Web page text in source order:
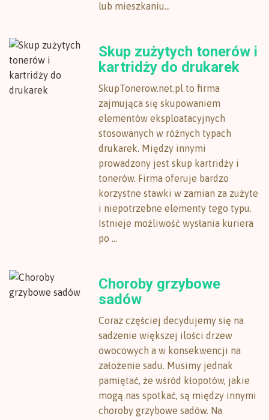
lub mieszkaniu...
Skup zużytych tonerów i
kartridży do drukarek
SkupTonerow.net.pl to firma
zajmująca się skupowaniem
elementów eksploatacyjnych
stosowanych w różnych typach
drukarek. Między innymi
prowadzony jest skup kartridży i
tonerów. Firma oferuje bardzo
korzystne stawki w zamian za zużyte
i niepotrzebne elementy tego typu.
Istnieje możliwość wysłania kuriera
po ...
Choroby grzybowe
sadów
Coraz częściej decydujemy się na
sadzenie większej ilości drzew
owocowych a w konsekwencji na
założenie sadu. Musimy jednak
pamiętać, że wśród kłopotów, jakie
mogą nas spotkać, są między innymi
choroby grzybowe sadów. Na